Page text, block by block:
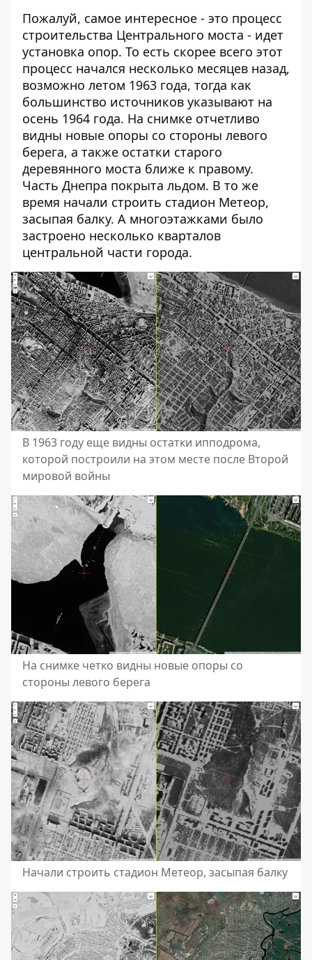
Пожалуй, самое интересное - это процесс
строительства Центрального моста - идет
установка опор. То есть скорее всего этот
процесс начался несколько месяцев назад,
возможно летом 1963 года, тогда как
большинство источников указывают на
осень 1964 года. На снимке отчетливо
видны новые опоры со стороны левого
берега, а также остатки старого
деревянного моста ближе к правому.
Часть Днепра покрыта льдом. В то же
время начали строить стадион Метеор,
засыпая балку. А многоэтажками было
застроено несколько кварталов
центральной части города.
В 1963 году еще видны остатки ипподрома,
которой построили на этом месте после Второй
мировой войны
На снимке четко видны новые опоры со
стороны левого берега
Начали строить стадион Метеор, засыпая балку